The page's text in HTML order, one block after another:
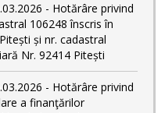
- Hotărâre privind
106248 înscris în
și nr. cadastral
Nr. 92414 Pitești
- Hotărâre privind
a finanţărilor